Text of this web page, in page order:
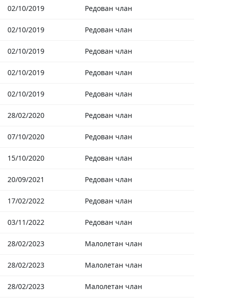
02/10/2019 Редован члан
02/10/2019 Редован члан
02/10/2019 Редован члан
02/10/2019 Редован члан
02/10/2019 Редован члан
28/02/2020 Редован члан
07/10/2020 Редован члан
15/10/2020 Редован члан
20/09/2021 Редован члан
17/02/2022 Редован члан
03/11/2022 Редован члан
28/02/2023 Малолетан члан
28/02/2023 Малолетан члан
28/02/2023 Малолетан члан